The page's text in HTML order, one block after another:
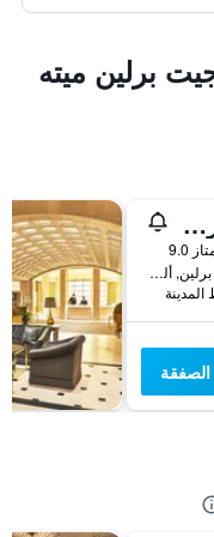
برلين ميته
غراند حياة برلين
9.0
مارلين ديتري بلاتز 2, برلين, ألمانيا